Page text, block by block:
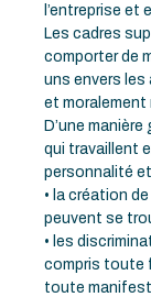
l’entreprise et
Les cadres
comporter de
uns envers
et moralement
D’une
qui travaillent
personnalité
• la création
peuvent se
• les
compris toute
toute